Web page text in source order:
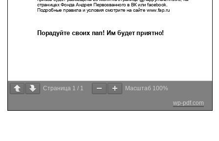
Страница 1 / 1 Масштаб 100%
wp-pdf.com